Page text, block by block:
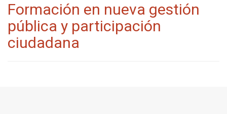
Formación en nueva gestión
pública y participación
ciudadana